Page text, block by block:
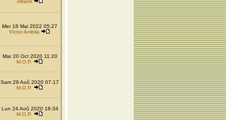
olitank
Mer 18 Mai 2022 05:27
Victor Ambila
Mar 20 Oct 2020 11:20
M.O.P.
Sam 29 Aoû 2020 07:17
M.O.P.
Lun 24 Aoû 2020 18:34
M.O.P.